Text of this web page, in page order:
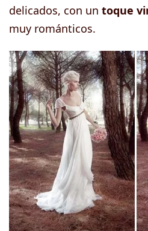
delicados, con un toque
muy románticos.